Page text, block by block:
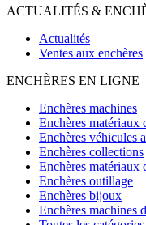
ACTUALITÉS &
Actualités
Ventes aux enchères
ENCHÈRES EN LIGNE
Enchères machines
Enchères matériaux
Enchères véhicules
Enchères collections
Enchères matériaux
Enchères outillage
Enchères bijoux
Enchères machines